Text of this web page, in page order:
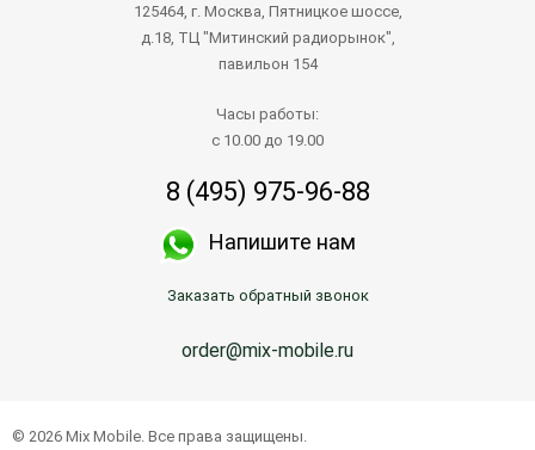
125464, г. Москва, Пятницкое шоссе,
д.18, ТЦ "Митинский радиорынок",
павильон 154
Часы работы:
с 10.00 до 19.00
8 (495) 975-96-88
Напишите нам
Заказать обратный звонок
order@mix-mobile.ru
© 2026 Mix Mobile. Все права защищены.